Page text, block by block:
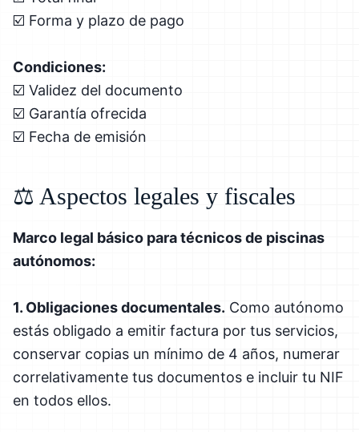
☑️ Forma y plazo de pago
Condiciones:
☑️ Validez del documento
☑️ Garantía ofrecida
☑️ Fecha de emisión
⚖️ Aspectos legales y fiscales
Marco legal básico para técnicos de piscinas
autónomos:
1. Obligaciones documentales. Como autónomo
estás obligado a emitir factura por tus servicios,
conservar copias un mínimo de 4 años, numerar
correlativamente tus documentos e incluir tu NIF
en todos ellos.